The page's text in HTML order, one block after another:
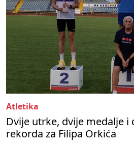
Atletika
Dvije utrke, dvije medalje i
rekorda za Filipa Orkića